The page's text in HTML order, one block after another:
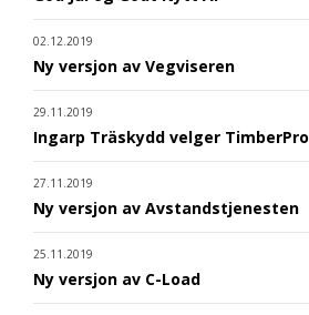
02.12.2019
Ny versjon av Vegviseren
29.11.2019
Ingarp Träskydd velger TimberPro
27.11.2019
Ny versjon av Avstandstjenesten
25.11.2019
Ny versjon av C-Load